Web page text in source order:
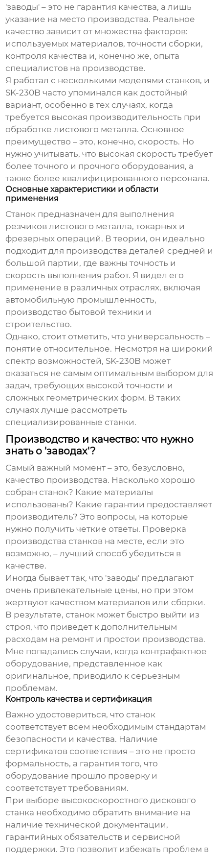
'заводы' – это не гарантия качества, а лишь
указание на место производства. Реальное
качество зависит от множества факторов:
используемых материалов, точности сборки,
контроля качества и, конечно же, опыта
специалистов на производстве.
Я работал с несколькими моделями станков, и
SK-230B часто упоминался как достойный
вариант, особенно в тех случаях, когда
требуется высокая производительность при
обработке листового металла. Основное
преимущество – это, конечно, скорость. Но
нужно учитывать, что высокая скорость требует
более точного и прочного оборудования, а
также более квалифицированного персонала.
Основные характеристики и области
применения
Станок предназначен для выполнения
резчиков листового металла, токарных и
фрезерных операций. В теории, он идеально
подходит для производства деталей средней и
большой партии, где важны точность и
скорость выполнения работ. Я видел его
применение в различных отраслях, включая
автомобильную промышленность,
производство бытовой техники и
строительство.
Однако, стоит отметить, что универсальность –
понятие относительное. Несмотря на широкий
спектр возможностей, SK-230B может
оказаться не самым оптимальным выбором для
задач, требующих высокой точности и
сложных геометрических форм. В таких
случаях лучше рассмотреть
специализированные станки.
Производство и качество: что нужно
знать о 'заводах'?
Самый важный момент – это, безусловно,
качество производства. Насколько хорошо
собран станок? Какие материалы
использованы? Какие гарантии предоставляет
производитель? Это вопросы, на которые
нужно получить четкие ответы. Проверка
производства станков на месте, если это
возможно, – лучший способ убедиться в
качестве.
Иногда бывает так, что 'заводы' предлагают
очень привлекательные цены, но при этом
жертвуют качеством материалов или сборки.
В результате, станок может быстро выйти из
строя, что приведет к дополнительным
расходам на ремонт и простои производства.
Мне попадались случаи, когда контрафактное
оборудование, представленное как
оригинальное, приводило к серьезным
проблемам.
Контроль качества и сертификация
Важно удостовериться, что станок
соответствует всем необходимым стандартам
безопасности и качества. Наличие
сертификатов соответствия – это не просто
формальность, а гарантия того, что
оборудование прошло проверку и
соответствует требованиям.
При выборе высокоскоростного дискового
станка необходимо обратить внимание на
наличие технической документации,
гарантийных обязательств и сервисной
поддержки. Это позволит избежать проблем в